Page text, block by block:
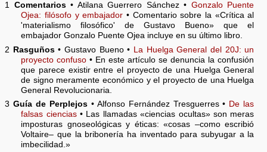
1 Comentarios• Atilana Guerrero Sánchez • Gonzalo Puente
Ojea: filósofo y embajador • Comentario sobre la «Crítica al
'materialismo filosófico' de Gustavo Bueno» que el
embajador Gonzalo Puente Ojea incluye en su último libro.
2 Rasguños• Gustavo Bueno • La Huelga General del 20J: un
proyecto confuso • En este artículo se denuncia la confusión
que parece existir entre el proyecto de una Huelga General
de signo meramente económico y el proyecto de una Huelga
General Revolucionaria.
3Guía de Perplejos• Alfonso Fernández Tresguerres • De las
falsas ciencias• Las llamadas «ciencias ocultas» son meras
imposturas gnoseológicas y éticas: «cosas –como escribió
Voltaire– que la bribonería ha inventado para subyugar a la
imbecilidad.»